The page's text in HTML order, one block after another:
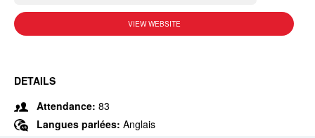
VIEW WEBSITE
DETAILS
Attendance: 83
Langues parlées: Anglais